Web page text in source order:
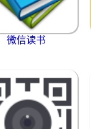
微信读书